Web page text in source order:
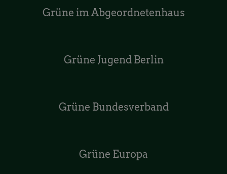
Grüne im Abgeordnetenhaus
Grüne Jugend Berlin
Grüne Bundesverband
Grüne Europa